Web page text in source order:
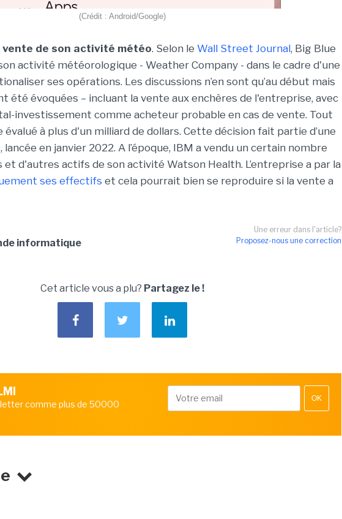
(Crédit : Android/Google)
vente de son activité météo. Selon le Wall Street Journal, Big Blue
activité météorologique - Weather Company - dans le cadre d'une
ses opérations. Les discussions n’en sont qu’au début mais
été évoquées – incluant la vente aux enchères de l'entreprise, avec
investissement comme acheteur probable en cas de vente. Tout
à plus d'un milliard de dollars. Cette décision fait partie d’une
en janvier 2022. A l’époque, IBM a vendu un certain nombre
d'autres actifs de son activité Watson Health. L’entreprise a par la
ses effectifs et cela pourrait bien se reproduire si la vente a
Une erreur dans l'article?
Proposez-nous une correction
informatique
Cet article vous a plu? Partagez le !
comme plus de 50000
OK